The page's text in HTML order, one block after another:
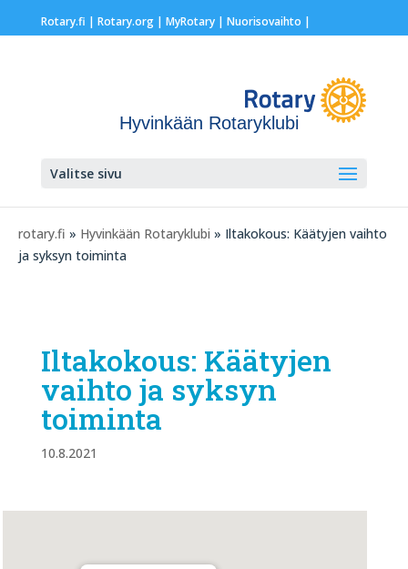
Rotary.fi | Rotary.org| MyRotary | Nuorisovaihto |
Hyvinkään Rotaryklubi
Valitse sivu
rotary.fi » Hyvinkään Rotaryklubi » Iltakokous: Käätyjen vaihto
ja syksyn toiminta
Iltakokous: Käätyjen
vaihto ja syksyn
toiminta
10.8.2021